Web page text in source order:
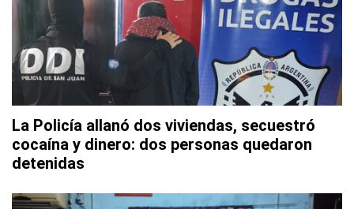
La Policía allanó dos viviendas, secuestró
cocaína y dinero: dos personas quedaron
detenidas